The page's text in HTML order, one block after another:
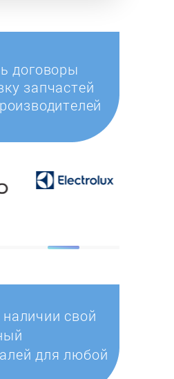
договоры
запчастей
свой
для любой